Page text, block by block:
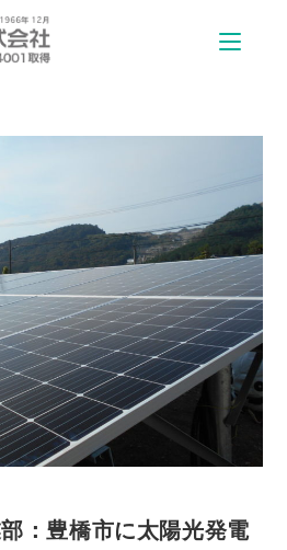
：豊橋市に太陽光発電